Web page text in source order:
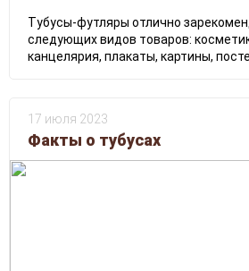
Тубусы-футляры отлично
следующих видов товаров:
канцелярия, плакаты, картины,
17 июля 2023
Факты о тубусах